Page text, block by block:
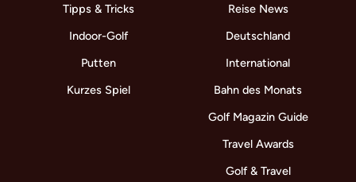
Tipps & Tricks
Indoor-Golf
Putten
Kurzes Spiel
Reise News
Deutschland
International
Bahn des Monats
Golf Magazin Guide
Travel Awards
Golf & Travel